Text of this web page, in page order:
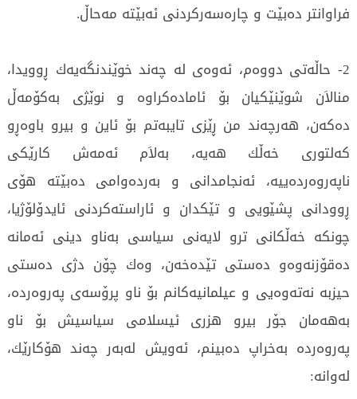
فراوانتر ده‌بێت و چاره‌سه‌ركردنی‌ ئه‌بێته‌ مه‌حاڵ.
2- حاڵه‌تی‌ دووه‌م، ئه‌وه‌ی‌ له‌ چه‌ند خوێندنگه‌یه‌ك ڕوویدا،
منالاَن شوێنێكیان بۆ ئاماده‌كراوه‌ و نوێژی‌ به‌كۆمه‌ڵ
ده‌كه‌ن، هه‌رچه‌ند من ڕێزی‌ تایبه‌تم بۆ ئاین و بیرو باوه‌ڕو
كه‌لتوری‌ خه‌ڵك هه‌یه‌، به‌لاَم ئه‌مه‌ش كارێكی‌
ناپه‌روه‌رده‌ییه‌، ئه‌نجامدانی‌ و به‌رده‌وامی‌ ده‌بێته‌ هۆی‌
ڕوودانی‌ پشێویی‌ و تێكدان و ئاراسته‌كردنی‌ ئایدۆلۆژیا،
چونكه‌ خه‌ڵكانی‌ ترو لایه‌نی‌ سیاسی‌ به‌ناو دینی‌ ئه‌مانه‌
ده‌قۆزنه‌وه‌و ده‌ستی‌ تێده‌خه‌ن، وه‌ك چۆن دژی‌ ده‌ستی‌
حیزبه‌ نه‌ته‌وه‌یی‌ و عیلمانیه‌كانم بۆ ناو پرۆسه‌ی‌ په‌روه‌رده‌،
به‌هه‌مان جۆر بیرو هزری‌ ئیسلامی سیاسیش بۆ ناو
په‌روه‌رده‌ به‌خراپ ده‌بینم، ئه‌ویش له‌به‌ر چه‌ند هۆكارێك،
له‌وانه‌: